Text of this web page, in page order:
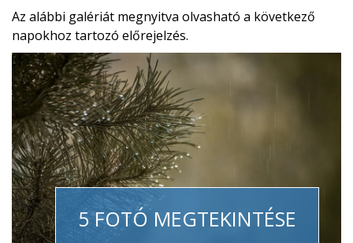
Az alábbi galériát megnyitva olvasható a következő
napokhoz tartozó előrejelzés.
5 FOTÓ MEGTEKINTÉSE